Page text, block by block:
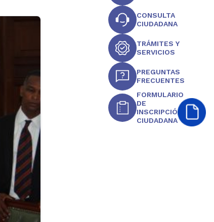
CONSULTA
CIUDADANA
TRÁMITES Y
SERVICIOS
PREGUNTAS
FRECUENTES
FORMULARIO
DE
INSCRIPCIÓN
CIUDADANA